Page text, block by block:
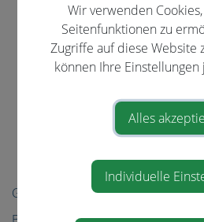
Links/Adressen
Notruf & Notfallnummern
Alle Gemeindeverbände
Bezirksgemeinden
Gemeinde
Wir verwenden
Seitenfunktionen zu
Zugriffe auf diese Website
können Ihre
Alles
Individuelle